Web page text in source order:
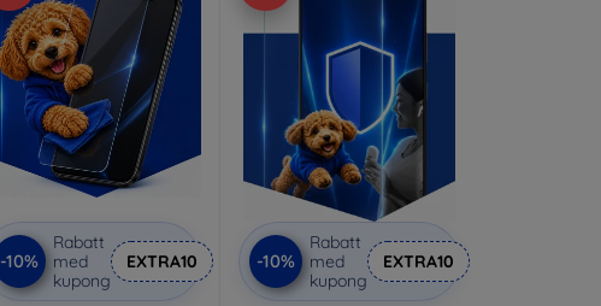
-10%
Rabatt
med
kupong
EXTRA10 -10%
Rabatt
med
kupong
EXTRA10